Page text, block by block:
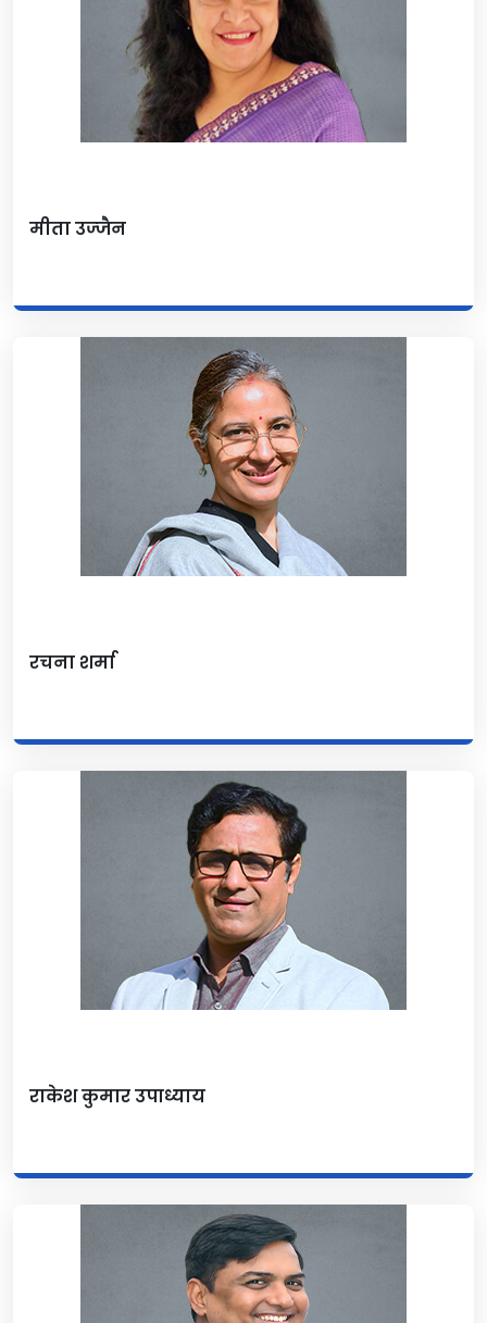
मीता उज्जैन
रचना शर्मा
राकेश कुमार उपाध्याय